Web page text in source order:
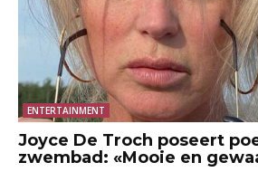
ENTERTAINMENT
Joyce De Troch poseert
zwembad: «Mooie en